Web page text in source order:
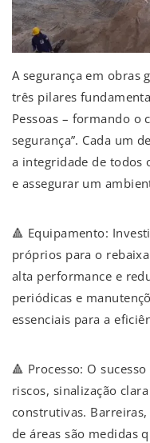
A segurança em obras
três pilares
Pessoas – formando o
segurança”. Cada um
a integridade de todos
e assegurar um
🔺 Equipamento:
próprios para o
alta performance e
periódicas e
essenciais para a
🔺 Processo: O
riscos, sinalização
construtivas.
de áreas são medidas